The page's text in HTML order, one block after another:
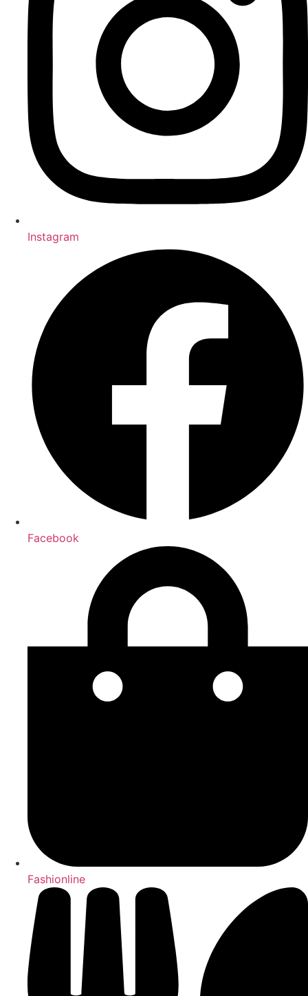
Instagram
Facebook
Fashionline